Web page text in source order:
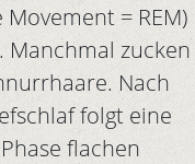
= REM)
Manchmal zucken
Nach
folgt eine
flachen